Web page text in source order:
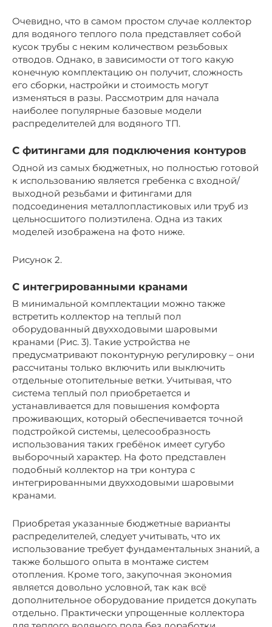
Очевидно, что в самом простом случае коллектор
для водяного теплого пола представляет собой
кусок трубы с неким количеством резьбовых
отводов. Однако, в зависимости от того какую
конечную комплектацию он получит, сложность
его сборки, настройки и стоимость могут
изменяться в разы. Рассмотрим для начала
наиболее популярные базовые модели
распределителей для водяного ТП.
С фитингами для подключения контуров
Одной из самых бюджетных, но полностью готовой
к использованию является гребенка с входной/
выходной резьбами и фитингами для
подсоединения металлопластиковых или труб из
цельносшитого полиэтилена. Одна из таких
моделей изображена на фото ниже.
Рисунок 2.
С интегрированными кранами
В минимальной комплектации можно также
встретить коллектор на теплый пол
оборудованный двухходовыми шаровыми
кранами (Рис. 3). Такие устройства не
предусматривают поконтурную регулировку – они
рассчитаны только включить или выключить
отдельные отопительные ветки. Учитывая, что
система теплый пол приобретается и
устанавливается для повышения комфорта
проживающих, который обеспечивается точной
подстройкой системы, целесообразность
использования таких гребёнок имеет сугубо
выборочный характер. На фото представлен
подобный коллектор на три контура с
интегрированными двухходовыми шаровыми
кранами.
Приобретая указанные бюджетные варианты
распределителей, следует учитывать, что их
использование требует фундаментальных знаний, а
также большого опыта в монтаже систем
отопления. Кроме того, закупочная экономия
является довольно условной, так как всё
дополнительное оборудование придется докупать
отдельно. Практически упрощенные коллектора